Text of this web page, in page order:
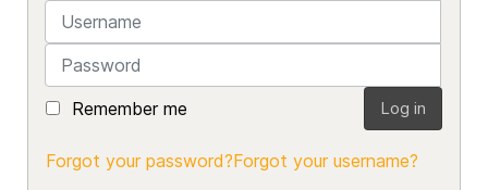
Username
Password
Remember me Log in
Forgot your password?Forgot your username?